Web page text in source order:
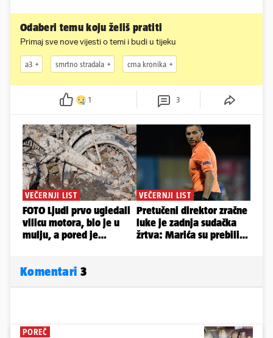
Odaberi temu koju želiš pratiti
Primaj sve nove vijesti o temi i budi u tijeku
a3 smrtno stradala crna kronika
1 3
Komentari 3
POREČ